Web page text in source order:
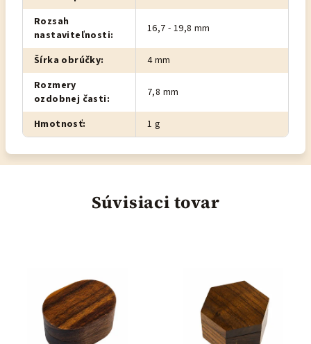
Rozsah
nastaviteľnosti: 16,7 - 19,8 mm
Šírka obrúčky:
4 mm
Rozmery
ozdobnej časti: 7,8 mm
Hmotnosť: 1 g
Súvisiaci tovar